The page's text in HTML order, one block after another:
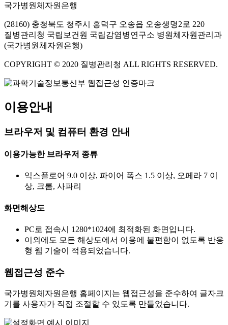
국가병원체자원은행
(28160) 충청북도 청주시 흥덕구 오송읍 오송생명2로 220
질병관리청 국립보건원 국립감염병연구소 병원체자원관리과
(국가병원체자원은행)
COPYRIGHT © 2020 질병관리청 ALL RIGHTS RESERVED.
이용안내
브라우저 및 컴퓨터 환경 안내
이용가능한 브라우저 종류
익스플로어 9.0 이상, 파이어 폭스 1.5 이상, 오페라 7 이
상, 크롬, 사파리
화면해상도
PC로 접속시 1280*1024에 최적화된 화면입니다.
이외에도 모든 해상도에서 이용에 불편함이 없도록 반응
형 웹 기술이 적용되었습니다.
웹접근성 준수
국가병원체자원은행 홈페이지는 웹접근성을 준수하여 글자크
기를 사용자가 직접 조절할 수 있도록 만들었습니다.